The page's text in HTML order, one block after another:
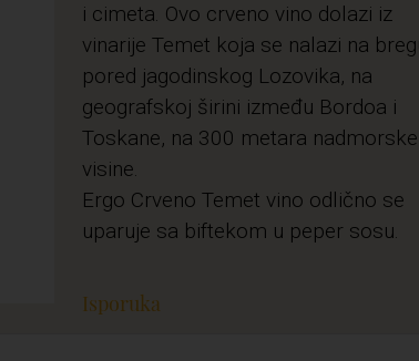
i cimeta. Ovo crveno vino dolazi iz
vinarije Temet koja se nalazi na
pored jagodinskog Lozovika, na
geografskoj širini između Bordoa i
Toskane, na 300 metara nadmorske
visine.
Ergo Crveno Temet vino odlično se
uparuje sa biftekom u peper sosu.
Isporuka